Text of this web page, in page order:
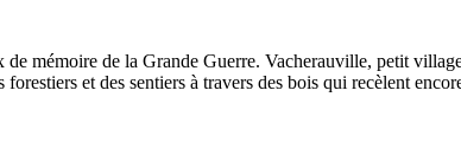
mémoire de la Grande Guerre. Vacherauville, petit
et des sentiers à travers des bois qui recèlent